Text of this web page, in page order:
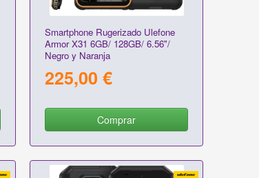
Smartphone Rugerizado Ulefone
Armor X31 6GB/ 128GB/ 6.56"/
Negro y Naranja
225,00 €
Comprar